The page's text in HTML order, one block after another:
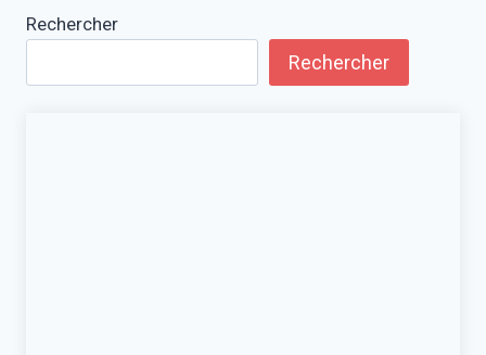
Rechercher
Rechercher